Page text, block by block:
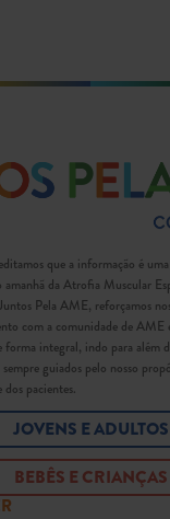
que a informação é
amanhã da Atrofia Muscular
Pela AME, reforçamos
com a comunidade de AME
forma integral, indo para além
guiados pelo nosso
pacientes.
JOVENS E ADULTOS
BEBÊS E CRIANÇAS